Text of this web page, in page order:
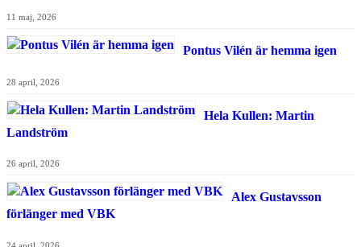
11 maj, 2026
Pontus Vilén är hemma igen
28 april, 2026
Hela Kullen: Martin
Landström
26 april, 2026
Alex Gustavsson
förlänger med VBK